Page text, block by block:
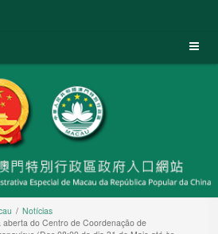
Notícias
aberta do Centro de Coordenação de